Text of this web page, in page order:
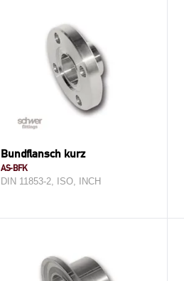
Bundflansch kurz
AS-BFK
DIN 11853-2, ISO, INCH